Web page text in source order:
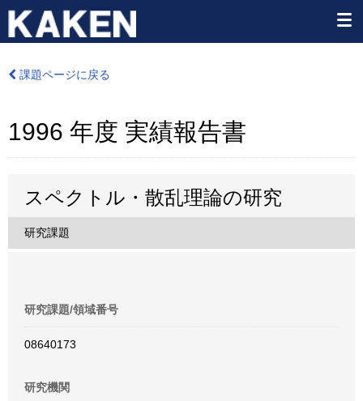
課題ページに戻る
1996 年度 実績報告書
スペクトル・散乱理論の研究
研究課題
研究課題/領域番号
08640173
研究機関